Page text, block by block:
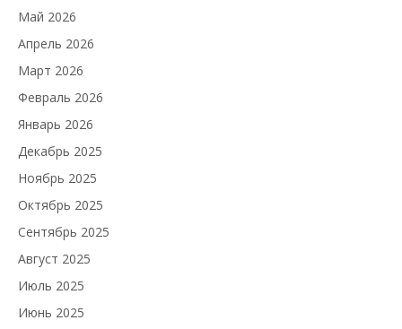
Май 2026
Апрель 2026
Март 2026
Февраль 2026
Январь 2026
Декабрь 2025
Ноябрь 2025
Октябрь 2025
Сентябрь 2025
Август 2025
Июль 2025
Июнь 2025